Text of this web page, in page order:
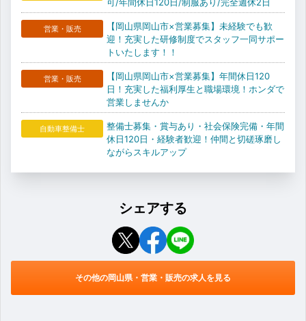
営業・販売
【岡山県岡山市×営業募集】未経験でも歓
迎！充実した研修制度でスタッフ一同サポー
トいたします！！
営業・販売
【岡山県岡山市×営業募集】年間休日120
日！充実した福利厚生と職場環境！ホンダで
営業しませんか
自動車整備士
整備士募集・賞与あり・社会保険完備・年間
休日120日・経験者歓迎！仲間と切磋琢磨し
ながらスキルアップ
シェアする
その他の岡山県・営業・販売の求人を見る